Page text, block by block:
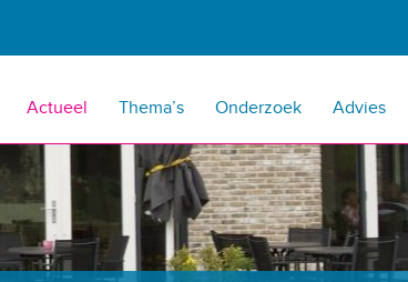
Actueel Thema’s Onderzoek Advies